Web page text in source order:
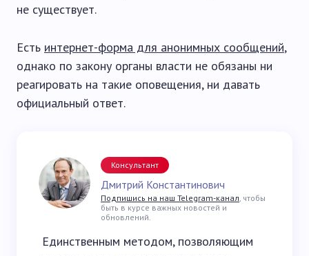
не существует.
Есть интернет-форма для анонимных сообщений,
однако по закону органы власти не обязаны ни
реагировать на такие оповещения, ни давать
официальный ответ.
Консультант
Дмитрий Константинович
Подпишись на наш Telegram-канал, чтобы
быть в курсе важных новостей и
обновлений.
Единственным методом, позволяющим